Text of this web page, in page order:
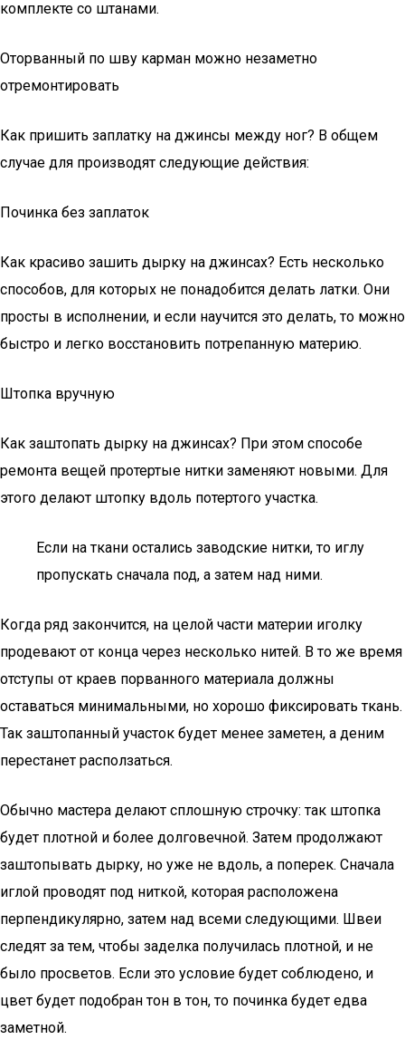
комплекте со штанами.
Оторванный по шву карман можно незаметно
отремонтировать
Как пришить заплатку на джинсы между ног? В общем
случае для производят следующие действия:
Починка без заплаток
Как красиво зашить дырку на джинсах? Есть несколько
способов, для которых не понадобится делать латки. Они
просты в исполнении, и если научится это делать, то можно
быстро и легко восстановить потрепанную материю.
Штопка вручную
Как заштопать дырку на джинсах? При этом способе
ремонта вещей протертые нитки заменяют новыми. Для
этого делают штопку вдоль потертого участка.
Если на ткани остались заводские нитки, то иглу
пропускать сначала под, а затем над ними.
Когда ряд закончится, на целой части материи иголку
продевают от конца через несколько нитей. В то же время
отступы от краев порванного материала должны
оставаться минимальными, но хорошо фиксировать ткань.
Так заштопанный участок будет менее заметен, а деним
перестанет расползаться.
Обычно мастера делают сплошную строчку: так штопка
будет плотной и более долговечной. Затем продолжают
заштопывать дырку, но уже не вдоль, а поперек. Сначала
иглой проводят под ниткой, которая расположена
перпендикулярно, затем над всеми следующими. Швеи
следят за тем, чтобы заделка получилась плотной, и не
было просветов. Если это условие будет соблюдено, и
цвет будет подобран тон в тон, то починка будет едва
заметной.